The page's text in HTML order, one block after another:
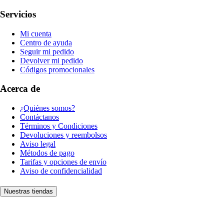
Servicios
Mi cuenta
Centro de ayuda
Seguir mi pedido
Devolver mi pedido
Códigos promocionales
Acerca de
¿Quiénes somos?
Contáctanos
Términos y Condiciones
Devoluciones y reembolsos
Aviso legal
Métodos de pago
Tarifas y opciones de envío
Aviso de confidencialidad
Nuestras tiendas